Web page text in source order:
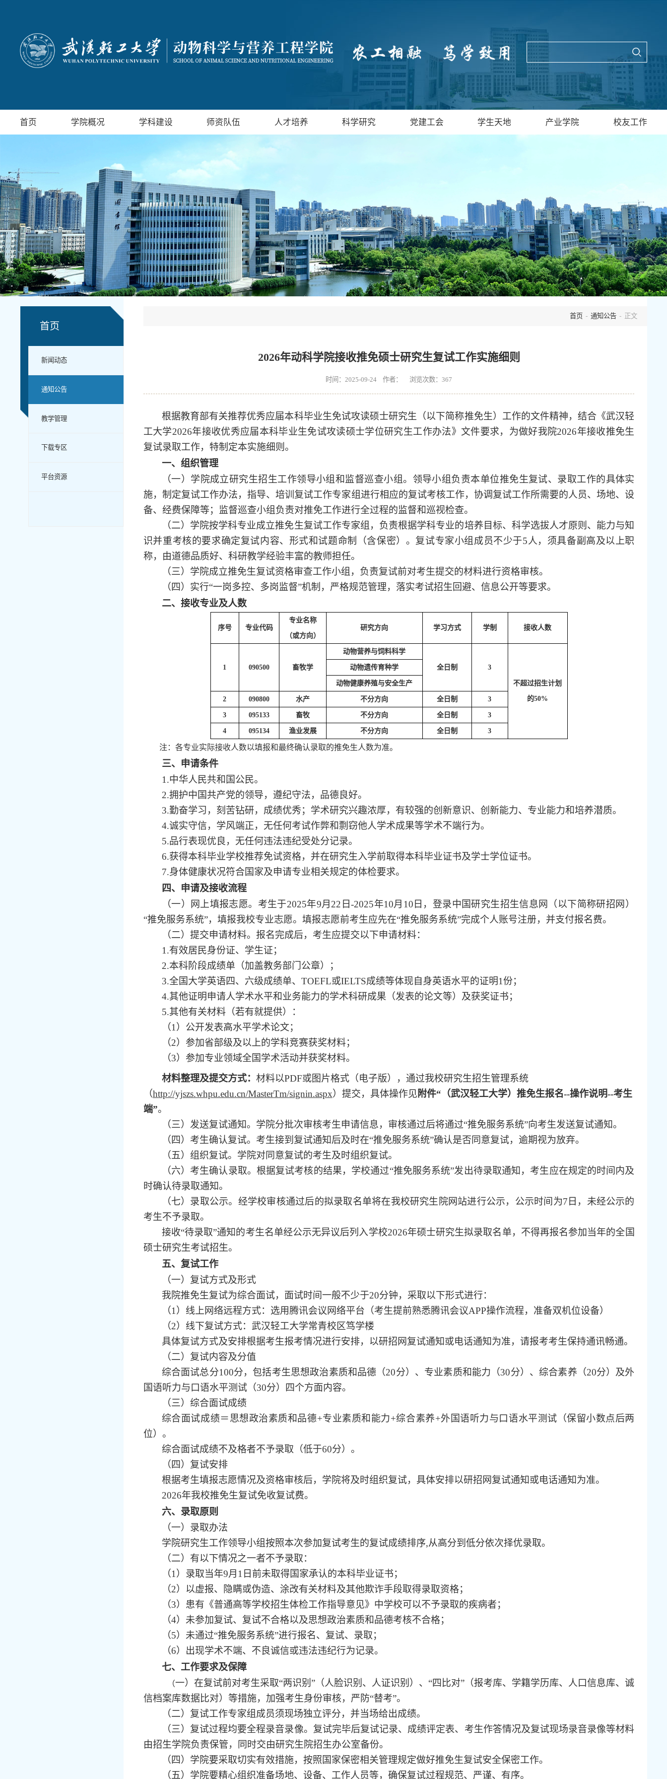
首页 学院概况 学科建设 师资队伍 人才培养 科学研究 党建工会 学生天地 产业学院 校友工作
首页
新闻动态
通知公告
教学管理
下载专区
平台资源
首页 - 通知公告- 正文
2026年动科学院接收推免硕士研究生复试工作实施细则
时间：2025-09-24 作者： 浏览次数：367
根据教育部有关推荐优秀应届本科毕业生免试攻读硕士研究生（以下简称推免生）工作的文件精神，结合《武汉轻
工大学2026年接收优秀应届本科毕业生免试攻读硕士学位研究生工作办法》文件要求，为做好我院2026年接收推免生
复试录取工作，特制定本实施细则。
一、组织管理
（一）学院成立研究生招生工作领导小组和监督巡查小组。 领导小组负责本单位推免生复试、录取工作的具体实
施，制定复试工作办法，指导、培训复试工作专家组进行相应的复试考核工作，协调复试工作所需要的人员、场地、设
备、经费保障等；
监督巡查小组负责对推免工作进行全过程的监督和巡视检查。
（二）学院按学科专业成立推免生复试工作专家组，负责根据学科专业的培养目标、科学选拔人才原则、能力与知
识并重考核的要求确定复试内容、形式和试题命制（含保密）。复试专家小组成员不少于5人，须具备副高及以上职
称，由道德品质好、科研教学经验丰富的教师担任。
（三）学院成立推免生复试资格审查工作小组，负责复试前对考生提交的材料进行资格审核。
（四）实行“一岗多控、多岗监督”机制，严格规范管理，落实考试招生回避、信息公开等要求。
二、接收专业及人数
序号 专业代码
专业名称
（或方向）
研究方向 学习方式 学制 接收人数
1 090500 畜牧学
动物营养与饲料科学
全日制 3
不超过招生计划
的50%
动物遗传育种学
动物健康养殖与安全生产
2 090800 水产 不分方向 全日制 3
3 095133 畜牧 不分方向 全日制 3
4 095134 渔业发展 不分方向 全日制 3
注： 各专业实际接收人数以填报和最终确认录取的推免生人数为准。
三、申请条件
1.中华人民共和国公民。
2.拥护中国共产党的领导，遵纪守法，品德良好。
3.勤奋学习，刻苦钻研，成绩优秀；学术研究兴趣浓厚，有较强的创新意识、创新能力、专业能力和培养潜质。
4.诚实守信，学风端正，无任何考试作弊和剽窃他人学术成果等学术不端行为。
5.品行表现优良，无任何违法违纪受处分记录。
6.获得本科毕业学校推荐免试资格，并在研究生入学前取得本科毕业证书及学士学位证书。
7.身体健康状况符合国家及申请专业相关规定的体检要求。
四、申请及接收流程
（一）网上填报志愿。考生于2025年9月22 日-2025年10月10日 ，登录中国研究生招生信息网（以下简称研招网）
“推免服务系统”，填报我校专业志愿。填报志愿前考生应先在“推免服务系统”完成个人账号注册，并支付报名费。
（二）提交申请材料。报名完成后，考生应提交以下申请材料：
1.有效居民身份证、学生证；
2.本科阶段成绩单（加盖教务部门公章）；
3.全国大学英语四、六级成绩单、TOEFL或IELTS成绩等体现自身英语水平的证明1份；
4.其他证明申请人学术水平和业务能力的学术科研成果（发表的论文等）及获奖证书；
5.其他有关材料（若有就提供）：
（1）公开发表高水平学术论文；
（2）参加省部级及以上的学科竞赛获奖材料；
（3）参加专业领域全国学术活动并获奖材料。
材料整理及提交方式： 材料以PDF或图片格式（电子版） ， 通过我校研究生招生管理系统
（http://yjszs.whpu.edu.cn/MasterTm/signin.aspx）提交，具体操作见附件“（武汉轻工大学）推免生报名--操作说明--考生
端”。
（三）发送复试通知。学院分批次审核考生申请信息，审核通过后将通过“推免服务系统”向考生发送复试通知。
（四）考生确认复试。考生接到复试通知后及时在“推免服务系统”确认是否同意复试，逾期视为放弃。
（五）组织复试。学院对同意复试的考生及时组织复试。
（六）考生确认录取。根据复试考核的结果，学校通过“推免服务系统”发出待录取通知，考生应在规定的时间内及
时确认待录取通知。
（七）录取公示。经学校审核通过后的拟录取名单将在我校研究生院网站进行公示，公示时间为7日，未经公示的
考生不予录取。
接收“待录取”通知的考生名单经公示无异议后列入学校2026年硕士研究生拟录取名单，不得再报名参加当年的全国
硕士研究生考试招生。
五、复试工作
（一）复试方式及形式
我院推免生复试为综合面试，
面试时间一般不少于20分钟， 采取以下形式进行：
（1）线上网络远程方式：选用腾讯会议网络平台（考生提前熟悉腾讯会议APP操作流程，准备双机位设备）
（2）线下复试方式：武汉轻工大学常青校区笃学楼
具体复试方式及安排根据考生报考情况进行安排，以研招网复试通知或电话通知为准，请报考考生保持通讯畅通。
（二）复试内容及分值
综合面试总分100分，包括考生思想政治素质和品德（20分）、专业素质和能力（30分）、综合素养（20分）及外
国语听力与口语水平测试（30分）四个方面内容。
（三）综合面试成绩
综合面试成绩＝思想政治素质和品德+专业素质和能力+综合素养+外国语听力与口语水平测试（保留小数点后两
位）。
综合面试成绩不及格者不予录取（低于60分）。
（四）复试安排
根据考生填报志愿情况及资格审核后，学院将及时组织复试，具体安排以研招网复试通知或电话通知为准。
2026年我校推免生复试免收复试费。
六、录取原则
（一）录取办法
学院研究生工作领导小组按照本次参加复试考生的复试成绩排序,从高分到低分依次择优录取。
（二）有以下情况之一者不予录取：
（1）录取当年9月1日 前未取得国家承认的本科毕业证书；
（2）以虚报、隐瞒或伪造、涂改有关材料及其他欺诈手段取得录取资格；
（3）患有《普通高等学校招生体检工作指导意见》中学校可以不予录取的疾病者；
（4）未参加复试、复试不合格以及思想政治素质和品德考核不合格；
（5）未通过“推免服务系统”进行报名、复试、录取；
（6）出现学术不端、不良诚信或违法违纪行为记录。
七、工作要求及保障
（一）在复试前对考生采取“两识别”（人脸识别、人证识别）、“四比对”（报考库、学籍学历库、人口信息库、诚
信档案库数据比对）等措施，加强考生身份审核，严防“替考”。
（二）复试工作专家组成员须现场独立评分，并当场给出成绩。
（三）复试过程均要全程录音录像。复试完毕后复试记录、成绩评定表、考生作答情况及复试现场录音录像等材料
由招生学院负责保管，同时交由研究生院招生办公室备份。
（四）学院要采取切实有效措施，按照国家保密相关管理规定做好推免生复试安全保密工作。
（五）学院要精心组织准备场地、设备、工作人员等，确保复试过程规范、严谨、有序。